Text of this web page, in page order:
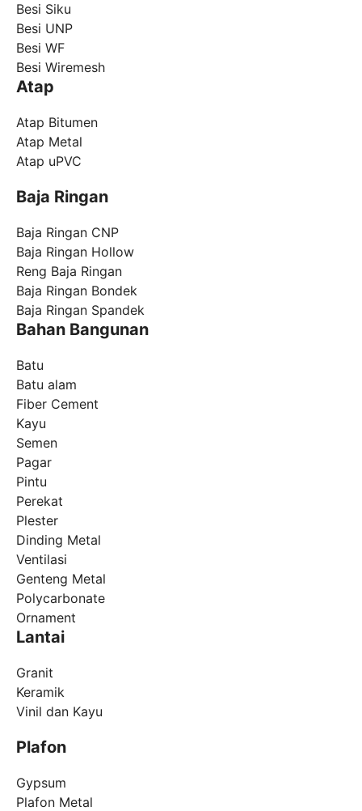
Besi Siku
Besi UNP
Besi WF
Besi Wiremesh
Atap
Atap Bitumen
Atap Metal
Atap uPVC
Baja Ringan
Baja Ringan CNP
Baja Ringan Hollow
Reng Baja Ringan
Baja Ringan Bondek
Baja Ringan Spandek
Bahan Bangunan
Batu
Batu alam
Fiber Cement
Kayu
Semen
Pagar
Pintu
Perekat
Plester
Dinding Metal
Ventilasi
Genteng Metal
Polycarbonate
Ornament
Lantai
Granit
Keramik
Vinil dan Kayu
Plafon
Gypsum
Plafon Metal